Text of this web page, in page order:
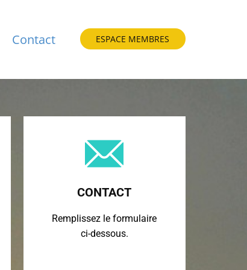
Contact ESPACE MEMBRES
CONTACT
Remplissez le formulaire
ci-dessous.